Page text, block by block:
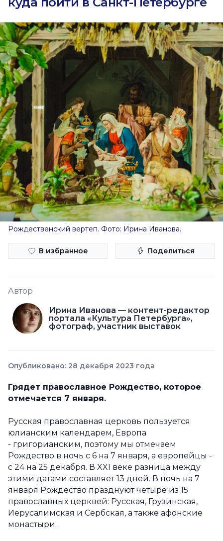
Рождественский вертеп. Фото: Ирина Иванова.
В избранное Поделиться
Автор
Ирина Иванова — контент-редактор
портала «Культура Петербурга»,
фотограф, участник выставок
Опубликовано: 28 декабря 2023 года
Грядет православное Рождество, которое
отмечается 7 января.
Русская православная церковь пользуется
юлианским календарем, Европа
- григорианским, поэтому мы отмечаем
Рождество в ночь с 6 на 7 января, а европейцы -
с 24 на 25 декабря. В XXI веке разница между
этими датами составляет 13 дней. В ночь на 7
января Рождество празднуют четыре из 15
православных церквей: Русская, Грузинская,
Иерусалимская и Сербская, а также афонские
монастыри.